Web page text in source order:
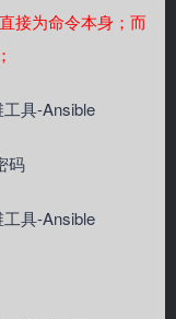
接为命令本身；而
码